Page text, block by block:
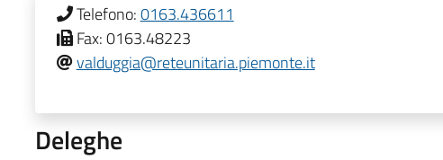
Telefono:0163.436611
Fax:0163.48223
valduggia@reteunitaria.piemonte.it
Deleghe